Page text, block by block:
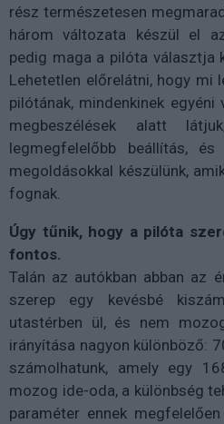
rész természetesen
három változata készül el
pedig maga a pilóta választja
Lehetetlen előrelátni, hogy mi
pilótának, mindenkinek
megbeszélések alatt
legmegfelelőbb beállítás,
megoldásokkal készülünk,
fognak.
Úgy tűnik, hogy a pilóta
fontos.
Talán az autókban abban az
szerep egy kevésbé
utastérben ül, és nem
irányítása nagyon különböző:
számolhatunk, amely egy
mozog ide-oda, a különbség
paraméter ennek